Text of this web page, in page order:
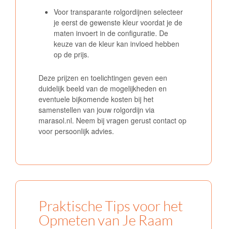
Voor transparante rolgordijnen selecteer
je eerst de gewenste kleur voordat je de
maten invoert in de configuratie. De
keuze van de kleur kan invloed hebben
op de prijs.
Deze prijzen en toelichtingen geven een
duidelijk beeld van de mogelijkheden en
eventuele bijkomende kosten bij het
samenstellen van jouw rolgordijn via
marasol.nl. Neem bij vragen gerust contact op
voor persoonlijk advies.
Praktische Tips voor het
Opmeten van Je Raam